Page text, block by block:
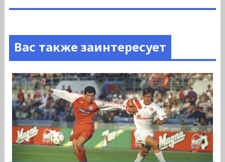
Вас также заинтересует